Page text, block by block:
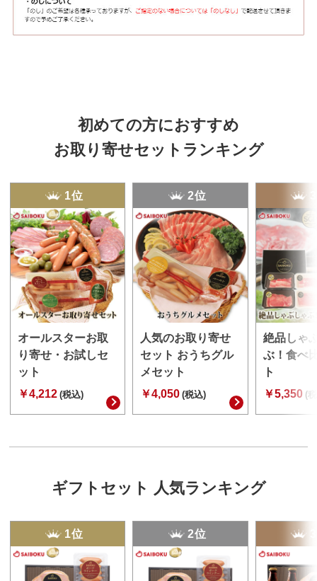
初めての方におすすめ
お取り寄せセットランキング
1位
オールスターお取
り寄せ・お試しセ
ット
￥4,212 (税込)
2位
人気のお取り寄せ
セット おうちグル
メセット
￥4,050 (税込)
絶品しゃ
ぶ！食べ
ト
￥5,350 (
ギフトセット 人気ランキング
1位 2位